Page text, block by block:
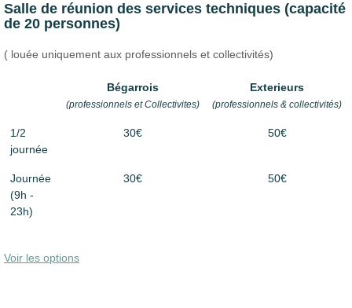
Salle de réunion des services techniques (capacité
de 20 personnes)
( louée uniquement aux professionnels et collectivités)
Bégarrois
(professionnels et Collectivites)
Exterieurs
(professionnels & collectivités)
1/2
journée
30€ 50€
Journée
(9h -
23h)
30€ 50€
Voir les options